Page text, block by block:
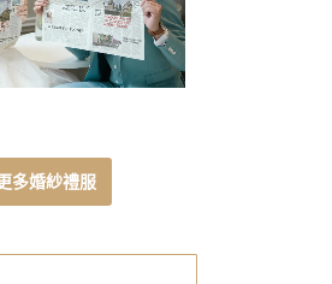
攝影作品
多婚紗禮服